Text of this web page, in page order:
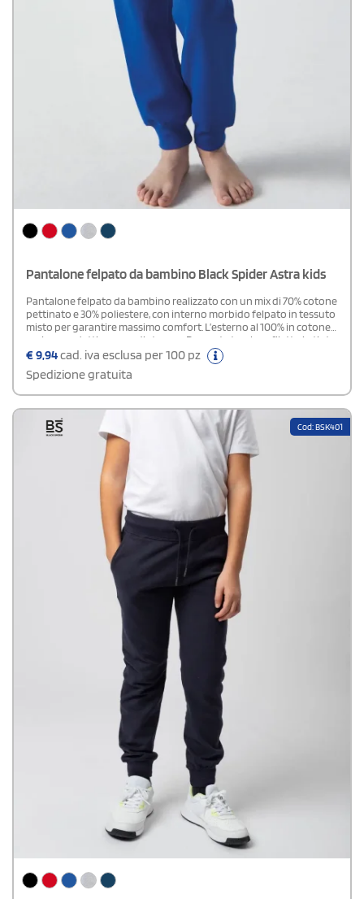
Pantalone felpato da bambino Black Spider Astra kids
Pantalone felpato da bambino realizzato con un mix di 70% cotone
pettinato e 30% poliestere, con interno morbido felpato in tessuto
misto per garantire massimo comfort. L’esterno al 100% in cotone
assicura un’ottima resa di stampa. Presenta tasche a filetto in tinta,
tasca posteriore con toppa e cordoncino regolabile con estremità
in plastica. Dotato di etichetta strappabile, è perfetto per attività
quotidiane, sport e momenti di gioco.Disponibile modello Adulto
Unisex
€9,94cad. iva esclusa per 100 pz
Spedizione gratuita
Cod: BSK401